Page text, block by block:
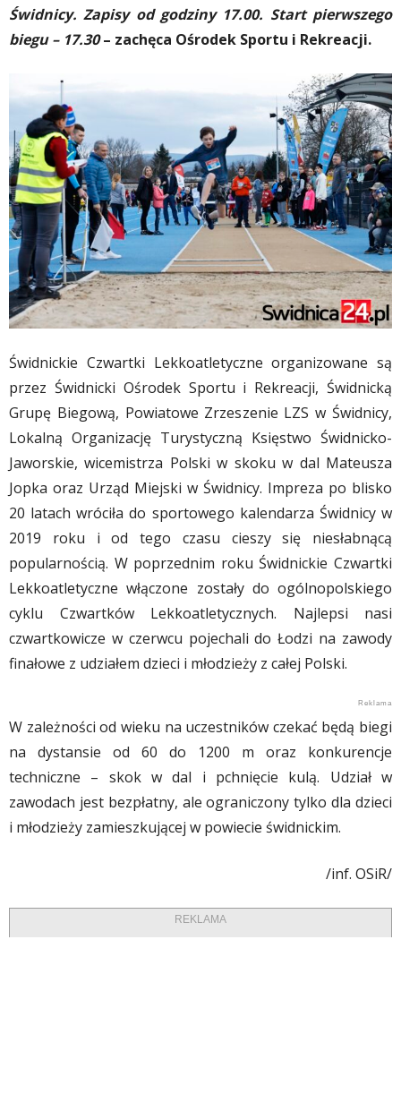
Świdnicy. Zapisy od godziny 17.00. Start pierwszego
biegu – 17.30– zachęca Ośrodek Sportu i Rekreacji.
Świdnickie Czwartki Lekkoatletyczne organizowane są
przez Świdnicki Ośrodek Sportu i Rekreacji, Świdnicką
Grupę Biegową, Powiatowe Zrzeszenie LZS w Świdnicy,
Lokalną Organizację Turystyczną Księstwo Świdnicko-
Jaworskie, wicemistrza Polski w skoku w dal Mateusza
Jopka oraz Urząd Miejski w Świdnicy. Impreza po blisko
20 latach wróciła do sportowego kalendarza Świdnicy w
2019 roku i od tego czasu cieszy się niesłabnącą
popularnością. W poprzednim roku Świdnickie Czwartki
Lekkoatletyczne włączone zostały do ogólnopolskiego
cyklu Czwartków Lekkoatletycznych. Najlepsi nasi
czwartkowicze w czerwcu pojechali do Łodzi na zawody
finałowe z udziałem dzieci i młodzieży z całej Polski.
W zależności od wieku na uczestników czekać będą biegi
na dystansie od 60 do 1200 m oraz konkurencje
techniczne – skok w dal i pchnięcie kulą. Udział w
zawodach jest bezpłatny, ale ograniczony tylko dla dzieci
i młodzieży zamieszkującej w powiecie świdnickim.
/inf. OSiR/
REKLAMA